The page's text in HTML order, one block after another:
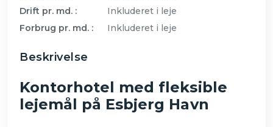
Drift pr. md. :
Inkluderet i leje
Forbrug pr. md. :
Inkluderet i leje
Beskrivelse
Kontorhotel med fleksible
lejemål på Esbjerg Havn